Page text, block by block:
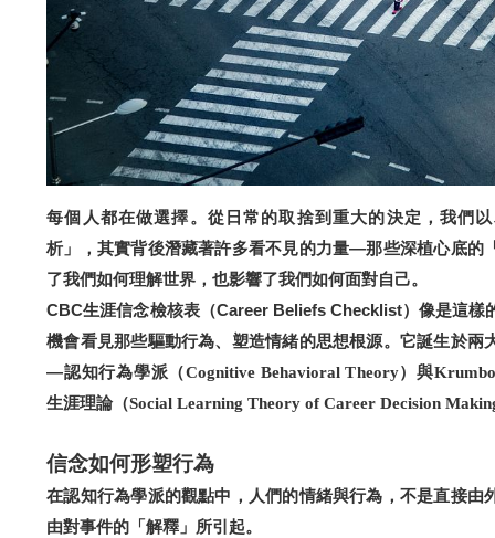
每個人都在做選擇。從日常的取捨到重大的決定，我們
析」，其實背後潛藏著許多看不見的力量—那些深植心底的
了我們如何理解世界，也影響了我們如何面對自己。
CBC生涯信念檢核表（Career Beliefs Checklist）像是這樣
機會看見那些驅動行為、塑造情緒的思想根源。它誕生於兩
—認知行為學派（Cognitive Behavioral Theory）與
生涯理論（Social Learning Theory of Career Decision
信念如何形塑行為
在認知行為學派的觀點中，人們的情緒與行為，不是直接由
由對事件的「解釋」所引起。